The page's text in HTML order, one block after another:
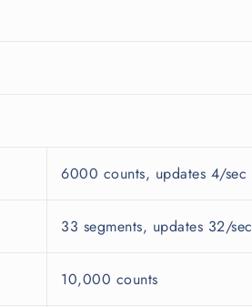
6000 counts, updates 4/sec
33 segments, updates 32/sec
10,000 counts